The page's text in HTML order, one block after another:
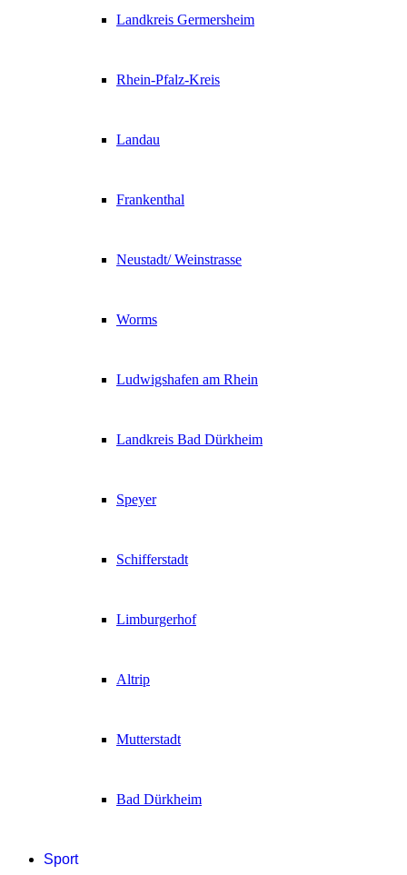
Landkreis Germersheim
Rhein-Pfalz-Kreis
Landau
Frankenthal
Neustadt/ Weinstrasse
Worms
Ludwigshafen am Rhein
Landkreis Bad Dürkheim
Speyer
Schifferstadt
Limburgerhof
Altrip
Mutterstadt
Bad Dürkheim
Sport